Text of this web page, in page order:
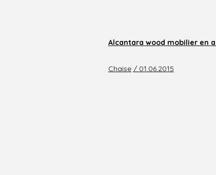
Alcantara wood mobilier en
Chaise / 01.06.2015